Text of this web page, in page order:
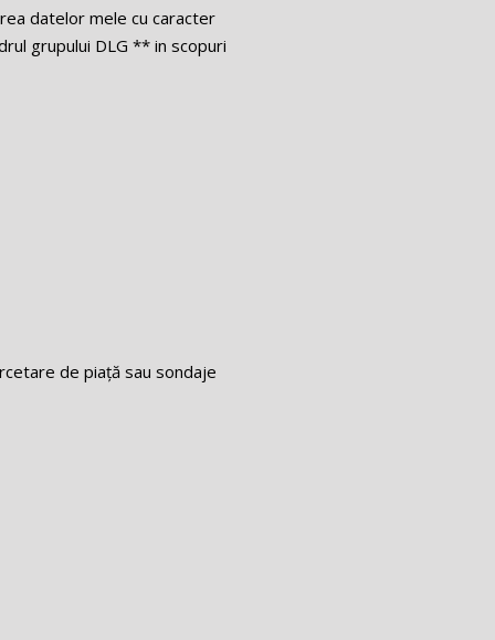
datelor mele cu caracter
grupului DLG ** in scopuri
de piață sau sondaje